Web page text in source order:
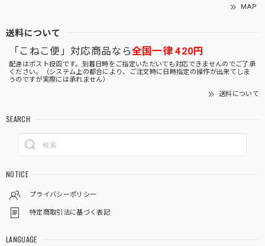
MAP
送料について
「こねこ便」対応商品なら全国一律 420円
配達はポスト投函です。到着日時をご指定いただいても対応できませんのでご了承
ください。（システム上の都合により、ご注文時に日時指定の操作が出来てしま
うのですが実際には承れません）
送料について
SEARCH
NOTICE
プライバシーポリシー
特定商取引法に基づく表記
LANGUAGE